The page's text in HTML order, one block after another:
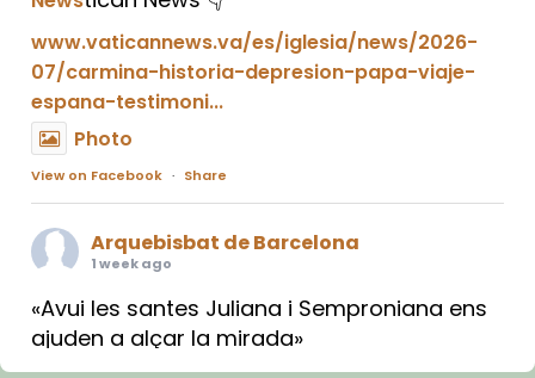
www.vaticannews.va/es/iglesia/news/2026-
07/carmina-historia-depresion-papa-viaje-
espana-testimoni...
Photo
View on Facebook · Share
Arquebisbat de Barcelona
1 week ago
«Avui les santes Juliana i Semproniana ens
ajuden a alçar la mirada»